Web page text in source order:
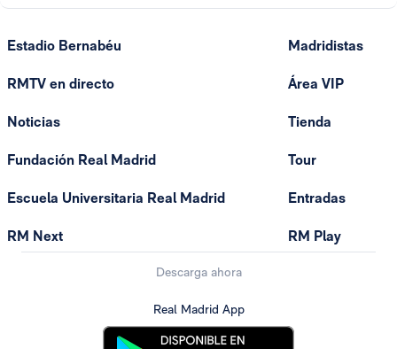
Estadio Bernabéu
RMTV en directo
Noticias
Fundación Real Madrid
Escuela Universitaria Real Madrid
RM Next
Madridistas
Área VIP
Tienda
Tour
Entradas
RM Play
Descarga ahora
Real Madrid App